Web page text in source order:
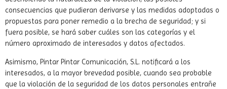
consecuencias que pudieran derivarse y las medidas adoptadas o
propuestas para poner remedio a la brecha de seguridad; y si
fuera posible, se hará saber cuáles son las categorías y el
número aproximado de interesados y datos afectados.
Asimismo, Pintar Pintar Comunicación, S.L. notificará a los
interesados, a la mayor brevedad posible, cuando sea probable
que la violación de la seguridad de los datos personales entrañe